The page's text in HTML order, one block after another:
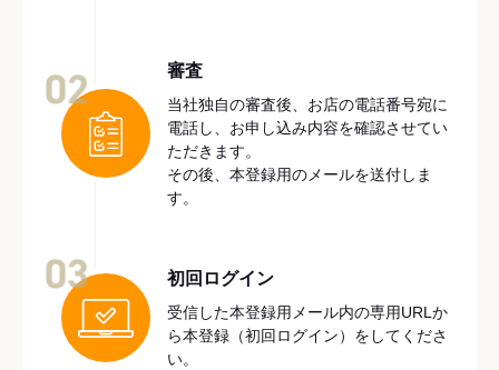
審査
当社独自の審査後、お店の電話番号宛に
電話し、お申し込み内容を確認させてい
ただきます。
その後、本登録用のメールを送付しま
す。
初回ログイン
受信した本登録用メール内の専用URLか
ら本登録（初回ログイン）をしてくださ
い。